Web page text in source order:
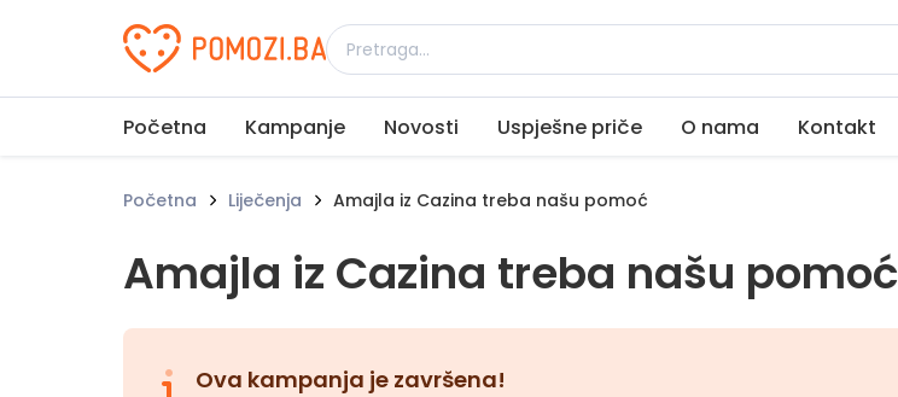
Udruženje Pomozi.ba
Početna Kampanje Novosti Uspješne priče O nama Kontakt
Početna Liječenja Amajla iz Cazina treba našu pomoć
Amajla iz Cazina treba našu pomoć
Ova kampanja je završena!